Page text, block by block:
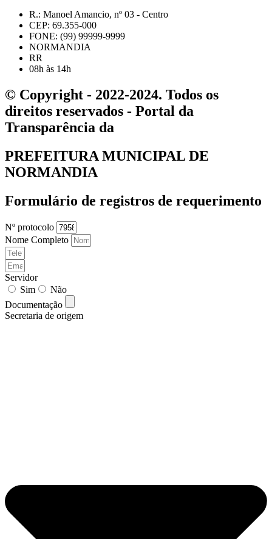
R.: Manoel Amancio, nº 03 - Centro
CEP: 69.355-000
FONE: (99) 99999-9999
NORMANDIA
RR
08h às 14h
© Copyright - 2022-2024. Todos os
direitos reservados - Portal da
Transparência da
PREFEITURA MUNICIPAL DE
NORMANDIA
Formulário de registros de requerimento
Nº protocolo
Nome Completo
Servidor
Sim
Não
Documentação
Secretaria de origem